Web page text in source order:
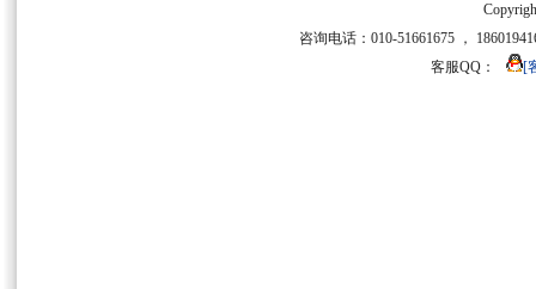
咨询电话：010-51661675 ，
客服QQ：
[